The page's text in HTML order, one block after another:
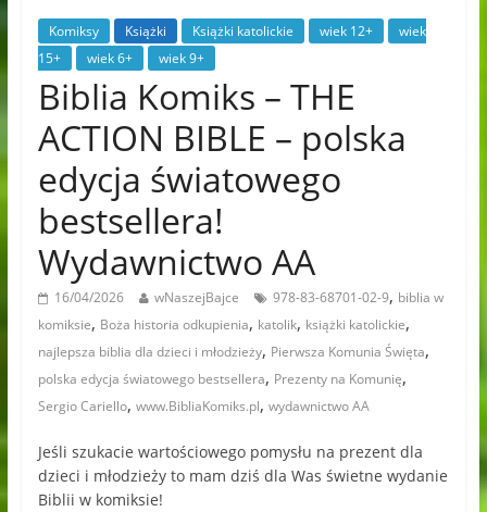
Komiksy Książki Książki katolickie wiek 12+
wiek
15+
wiek 6+ wiek 9+
Biblia Komiks – THE
ACTION BIBLE – polska
edycja światowego
bestsellera!
Wydawnictwo AA
16/04/2026 wNaszejBajce 978-83-68701-02-9, biblia w
komiksie, Boża historia odkupienia, katolik, książki katolickie,
najlepsza biblia dla dzieci i młodzieży, Pierwsza Komunia Święta,
polska edycja światowego bestsellera, Prezenty na Komunię,
Sergio Cariello, www.BibliaKomiks.pl, wydawnictwo AA
Jeśli szukacie wartościowego pomysłu na prezent dla
dzieci i młodzieży to mam dziś dla Was świetne wydanie
Biblii w komiksie!